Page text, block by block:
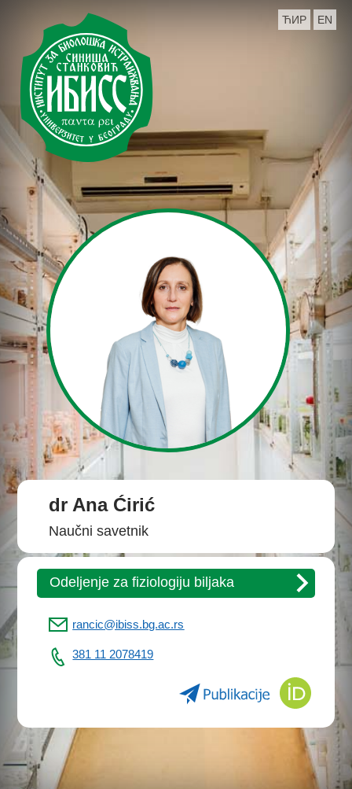
ЋИР EN
dr Ana Ćirić
Naučni savetnik
Odeljenje za fiziologiju biljaka
rancic@ibiss.bg.ac.rs
381 11 2078419